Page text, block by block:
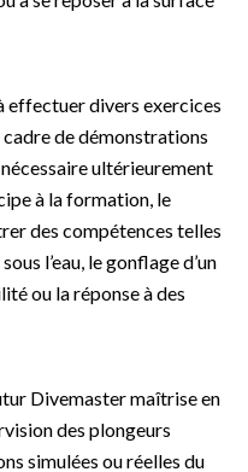
effectuer divers exercices
de démonstrations
ultérieurement
à la formation, le
des compétences telles
l’eau, le gonflage d’un
ou la réponse à des
Divemaster maîtrise en
des plongeurs
simulées ou réelles du